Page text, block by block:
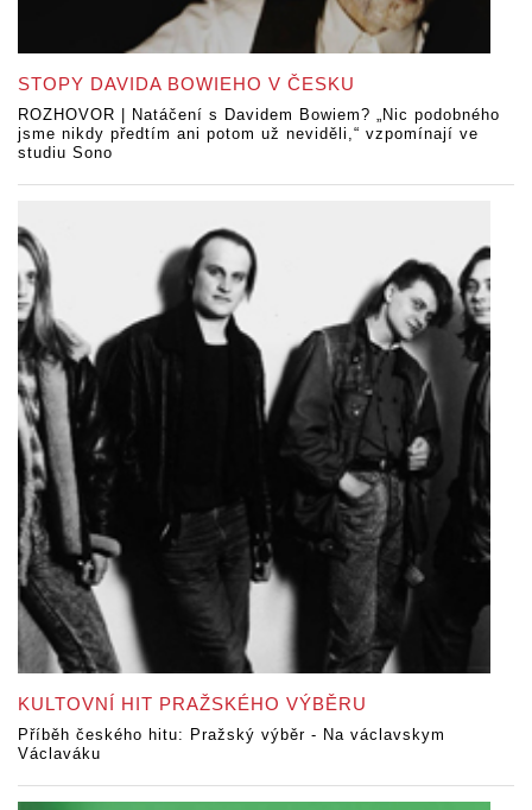
STOPY DAVIDA BOWIEHO V ČESKU
ROZHOVOR | Natáčení s Davidem Bowiem? „Nic podobného
jsme nikdy předtím ani potom už neviděli,“ vzpomínají ve
studiu Sono
KULTOVNÍ HIT PRAŽSKÉHO VÝBĚRU
Příběh českého hitu: Pražský výběr - Na václavskym
Václaváku